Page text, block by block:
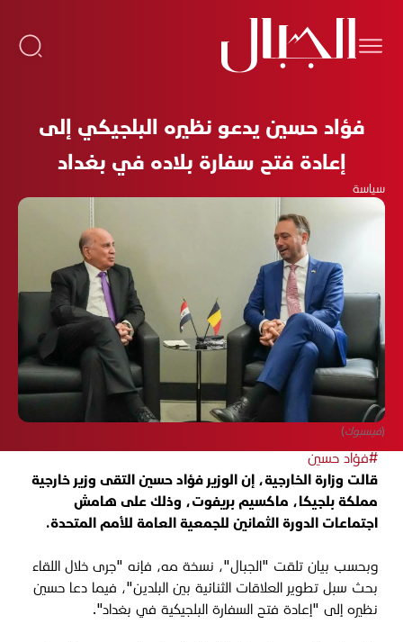
فؤاد حسين يدعو نظيره البلجيكي إلى
إعادة فتح سفارة بلاده في بغداد
سياسة
(فيسبوك)
#فؤاد حسين
قالت وزارة الخارجية، إن الوزير فؤاد حسين التقى وزير خارجية
مملكة بلجيكا، ماكسيم بريفوت، وذلك على هامش
اجتماعات الدورة الثمانين للجمعية العامة للأمم المتحدة.
وبحسب بيان تلقت "الجبال"، نسخة مه، فإنه "جرى خلال اللقاء
بحث سبل تطوير العلاقات الثنائية بين البلدين"، فيما دعا حسين
نظيره إلى "إعادة فتح السفارة البلجيكية في بغداد".